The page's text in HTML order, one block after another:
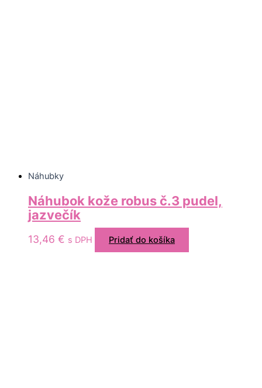
Náhubky
Náhubok kože robus č.3 pudel,
jazvečík
13,46 € s DPH Pridať do košíka